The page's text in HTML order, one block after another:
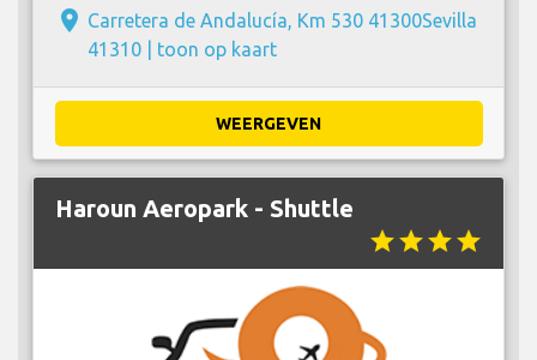
place Carretera de Andalucía, Km 530 41300Sevilla
41310 | toon op kaart
WEERGEVEN
Haroun Aeropark - Shuttle
starstarstarstar